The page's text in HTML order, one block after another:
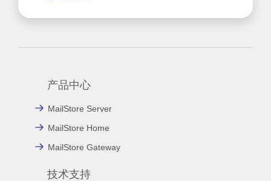
产品中心
MailStore Server
MailStore Home
MailStore Gateway
技术支持